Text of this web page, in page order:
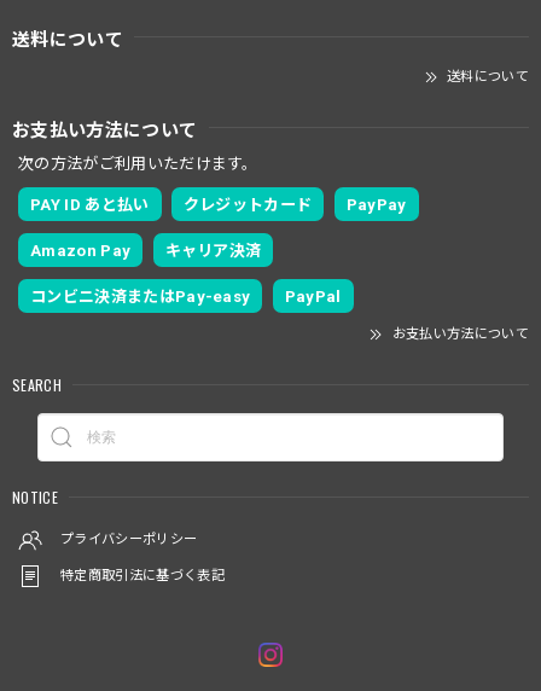
送料について
送料について
お支払い方法について
次の方法がご利用いただけます。
PAY ID あと払い クレジットカード PayPay
Amazon Pay キャリア決済
コンビニ決済またはPay-easy PayPal
お支払い方法について
SEARCH
NOTICE
プライバシーポリシー
特定商取引法に基づく表記